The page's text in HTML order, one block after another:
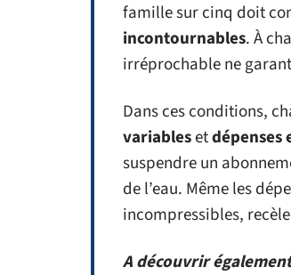
famille sur cinq doit
incontournables. À
irréprochable ne
Dans ces conditions,
variablesetdépenses
suspendre un
de l’eau. Même les
incompressibles,
A découvrir